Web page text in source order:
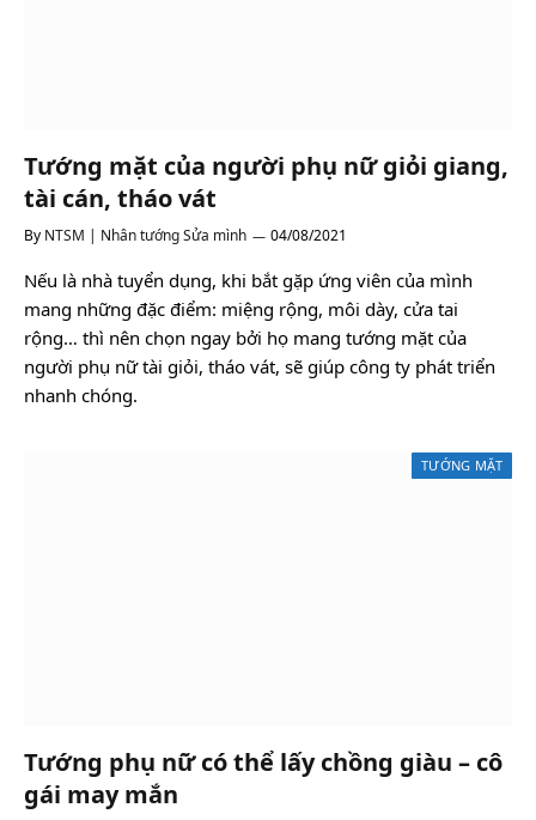
Tướng mặt của người phụ nữ giỏi giang,
tài cán, tháo vát
By NTSM | Nhân tướng Sửa mình 04/08/2021
Nếu là nhà tuyển dụng, khi bắt gặp ứng viên của mình
mang những đặc điểm: miệng rộng, môi dày, cửa tai
rộng… thì nên chọn ngay bởi họ mang tướng mặt của
người phụ nữ tài giỏi, tháo vát, sẽ giúp công ty phát triển
nhanh chóng.
TƯỚNG MẶT
Tướng phụ nữ có thể lấy chồng giàu – cô
gái may mắn